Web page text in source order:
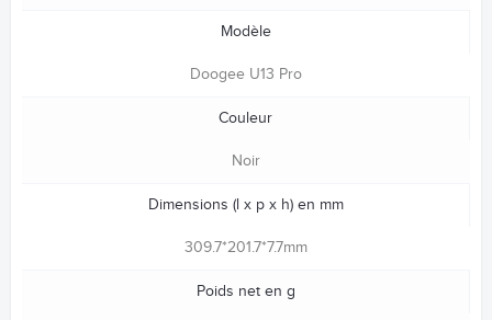
Modèle
Doogee U13 Pro
Couleur
Noir
Dimensions (l x p x h) en mm
309.7*201.7*7.7mm
Poids net en g